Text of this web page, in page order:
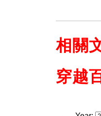
相關
穿越